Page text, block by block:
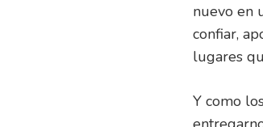
nuevo en
confiar,
lugares
Y como